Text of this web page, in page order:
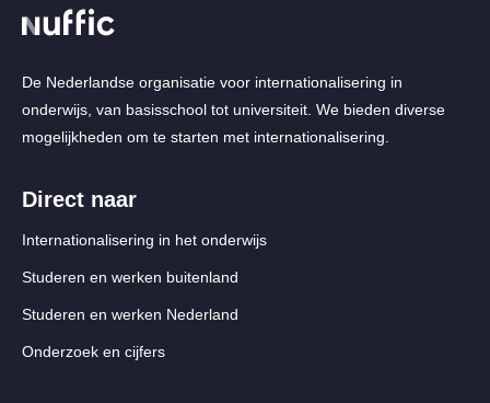
De Nederlandse organisatie voor internationalisering in
onderwijs, van basisschool tot universiteit. We bieden diverse
mogelijkheden om te starten met internationalisering.
Direct naar
Internationalisering in het onderwijs
Studeren en werken buitenland
Studeren en werken Nederland
Onderzoek en cijfers